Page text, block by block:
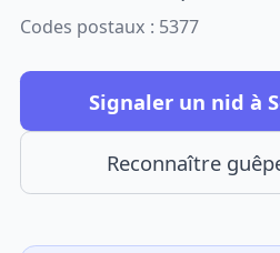
Codes postaux : 5377
Signaler un nid à
Reconnaître